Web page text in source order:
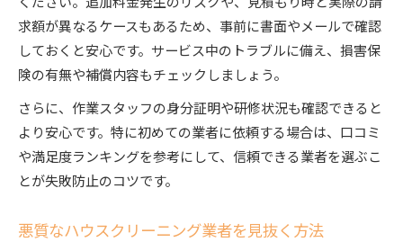
求額が異なるケースもあるため、事前に書面やメールで確認
しておくと安心です。サービス中のトラブルに備え、損害保
険の有無や補償内容もチェックしましょう。
さらに、作業スタッフの身分証明や研修状況も確認できると
より安心です。特に初めての業者に依頼する場合は、口コミ
や満足度ランキングを参考にして、信頼できる業者を選ぶこ
とが失敗防止のコツです。
悪質なハウスクリーニング業者を見抜く方法